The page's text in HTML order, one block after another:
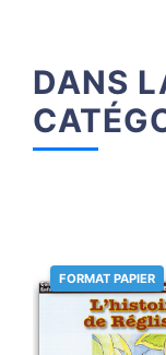
DANS
FORMAT PAPIER